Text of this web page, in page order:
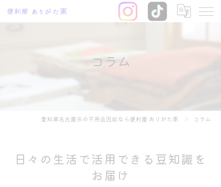
コラム
愛知県名古屋市の不用品回収なら便利屋 ありがた家 コラム
日々の生活で活用できる豆知識を
お届け